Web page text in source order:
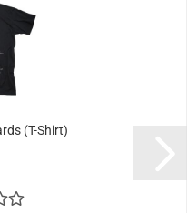
(T-Shirt)